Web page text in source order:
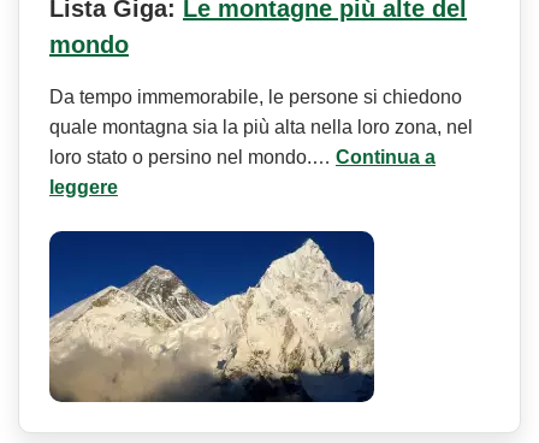
Lista Giga: Le montagne più alte del
mondo
Da tempo immemorabile, le persone si chiedono
quale montagna sia la più alta nella loro zona, nel
loro stato o persino nel mondo.… Continua a
leggere